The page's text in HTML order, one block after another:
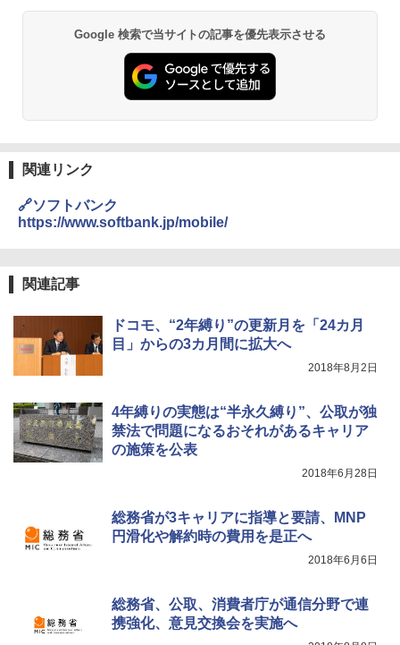
Google 検索で当サイトの記事を優先表示させる
関連リンク
🔗ソフトバンク
https://www.softbank.jp/mobile/
関連記事
ドコモ、“2年縛り”の更新月を「24カ月
目」からの3カ月間に拡大へ
2018年8月2日
4年縛りの実態は“半永久縛り”、公取が独
禁法で問題になるおそれがあるキャリア
の施策を公表
2018年6月28日
総務省が3キャリアに指導と要請、MNP
円滑化や解約時の費用を是正へ
2018年6月6日
総務省、公取、消費者庁が通信分野で連
携強化、意見交換会を実施へ